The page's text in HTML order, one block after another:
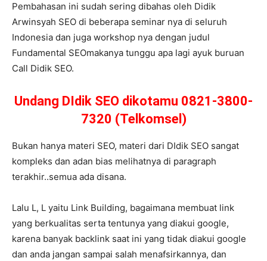
Pembahasan ini sudah sering dibahas oleh Didik
Arwinsyah SEO di beberapa seminar nya di seluruh
Indonesia dan juga workshop nya dengan judul
Fundamental SEOmakanya tunggu apa lagi ayuk buruan
Call Didik SEO.
Undang DIdik SEO dikotamu 0821-3800-
7320 (Telkomsel)
Bukan hanya materi SEO, materi dari DIdik SEO sangat
kompleks dan adan bias melihatnya di paragraph
terakhir..semua ada disana.
Lalu L, L yaitu Link Building, bagaimana membuat link
yang berkualitas serta tentunya yang diakui google,
karena banyak backlink saat ini yang tidak diakui google
dan anda jangan sampai salah menafsirkannya, dan